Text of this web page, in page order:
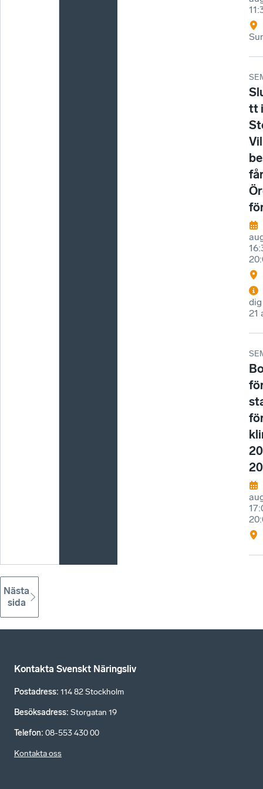
tt
21
Nästa
sida
Kontakta Svenskt Näringsliv
Postadress: 114 82 Stockholm
Besöksadress: Storgatan 19
Telefon: 08-553 430 00
Kontakta oss